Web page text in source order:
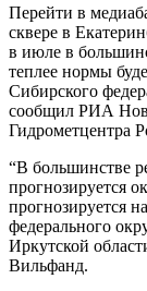
Перейти в
сквере в
в июле в
теплее нормы
Сибирского
сообщил РИА
Гидрометцентра
“В большинстве
прогнозируется
прогнозируется
федерального
Иркутской
Вильфанд.